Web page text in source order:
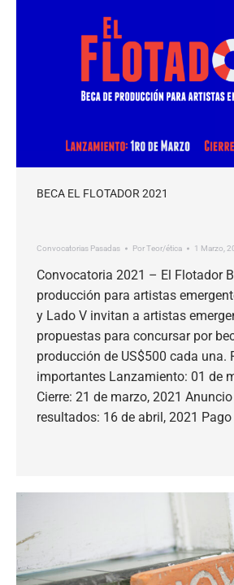
BECA EL FLOTADOR 2021
Convocatorias Pasadas PorTeor/ética 1 Marzo,
Convocatoria 2021 – El Flotador
producción para artistas
y Lado V invitan a artistas
propuestas para concursar por
producción de US$500 cada una.
importantes Lanzamiento: 01 de
Cierre: 21 de marzo, 2021
resultados: 16 de abril, 2021